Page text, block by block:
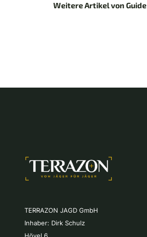
Weitere Artikel von Guide
TERRAZON JAGD GmbH
Inhaber: Dirk Schulz